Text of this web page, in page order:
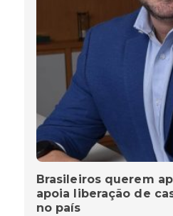
Brasileiros querem
apoia liberação de
no país